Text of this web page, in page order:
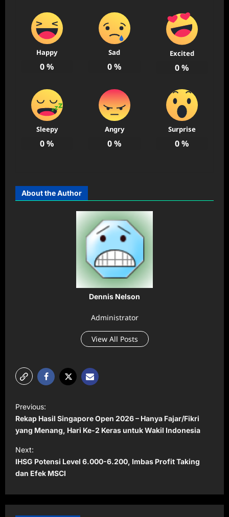
Happy
0%
Sad
0%
Excited
0%
Sleepy
0%
Angry
0%
Surprise
0%
About the Author
Dennis Nelson
Administrator
View All Posts
o
s
t
n
a
v
Previous:
Rekap Hasil Singapore Open 2026 – Hanya Fajar/Fikri
yang Menang, Hari Ke-2 Keras untuk Wakil Indonesia
Next:
IHSG Potensi Level 6.000-6.200, Imbas Profit Taking
dan Efek MSCI